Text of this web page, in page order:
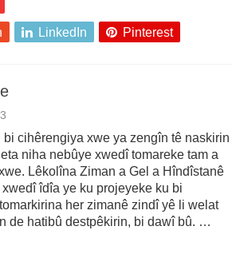
LinkedIn Pinterest
bi cihêrengiya xwe ya zengîn tê naskirin
niha nebûye xwedî tomareke tam a
Lêkolîna Ziman a Gel a Hîndîstanê
xwedî îdîa ye ku projeyeke ku bi
her zimanê zindî yê li welat
de hatibû destpêkirin, bi dawî bû. …